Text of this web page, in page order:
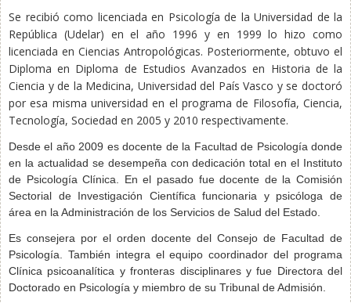
Se recibió como licenciada en Psicología de la Universidad de la
República (Udelar) enel año 1996 y en 1999 lo hizo como
licenciada en Ciencias Antropológicas. Posteriormente, obtuvo el
Diploma en Diploma de Estudios Avanzados en Historia de la
Ciencia y de la Medicina, Universidad del País Vasco y sedoctoró
por esa misma universidad en el programa de Filosofía, Ciencia,
Tecnología, Sociedad en 2005 y 2010 respectivamente.
Desde el año 2009 es docente de la Facultad de Psicología donde
en la actualidad se desempeña con dedicación total en el Instituto
de Psicología Clínica. En el pasado fue docente de la Comisión
Sectorial de Investigación Científica funcionaria y psicóloga de
área en la Administración de los Servicios de Salud del Estado.
Es consejera por el orden docente del Consejo de Facultad de
Psicología. También integra el equipo coordinador del programa
Clínica psicoanalítica y fronteras disciplinares y fue Directora del
Doctorado en Psicología y miembro de su Tribunal de Admisión.